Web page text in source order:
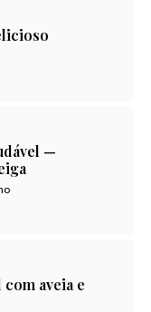
—
aveia e